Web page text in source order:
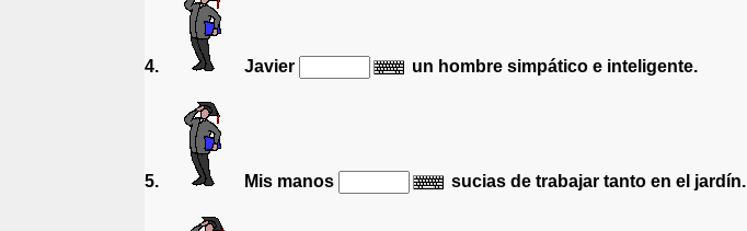
4. Javier un hombre simpático e inteligente.
5. Mis manos sucias de trabajar tanto en el jardín.